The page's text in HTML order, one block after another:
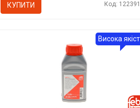
КУПИТИ Код:
Висока